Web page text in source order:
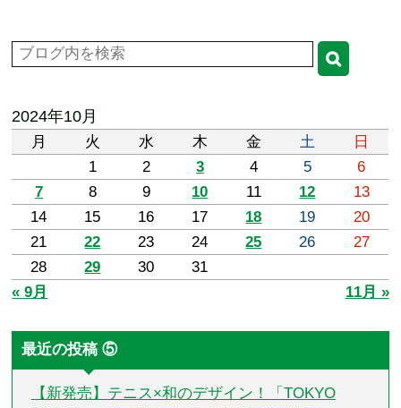
2024年10月
月 火 水 木 金 土
日
1
2 3 4 5
6
7
8 9 10 11 12
13
14
15 16 17 18 19
20
21
22 23 24 25 26
27
28
29 30
31
« 9月
11月 »
最近の投稿 ⑤
【新発売】テニス×和のデザイン！「TOKYO